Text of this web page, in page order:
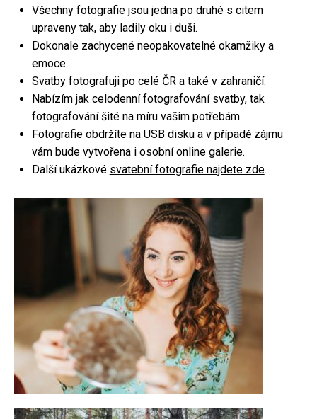
Svatební focení
Těhotenské focení
Focení párů
Rodinné focení
Firemní focení
Focení nemovitostí
Fotoateliér
Fotokoutek
Všechny fotografie jsou jedna po druhé s citem
upraveny tak, aby ladily oku i duši.
Dokonale zachycené neopakovatelné okamžiky a
emoce.
Svatby fotografuji po celé ČR a také v zahraničí.
Nabízím jak celodenní fotografování svatby, tak
fotografování šité na míru vašim potřebám.
Fotografie obdržíte na USB disku a v případě zájmu
vám bude vytvořena i osobní online galerie.
Další ukázkové svatební fotografie najdete zde.